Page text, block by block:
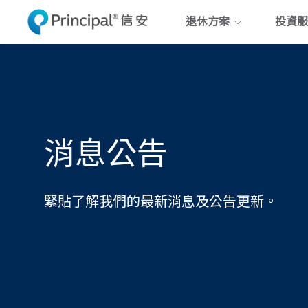
main
退休方案 投資
消息公告
緊貼了解我們的最新消息及公告更新。